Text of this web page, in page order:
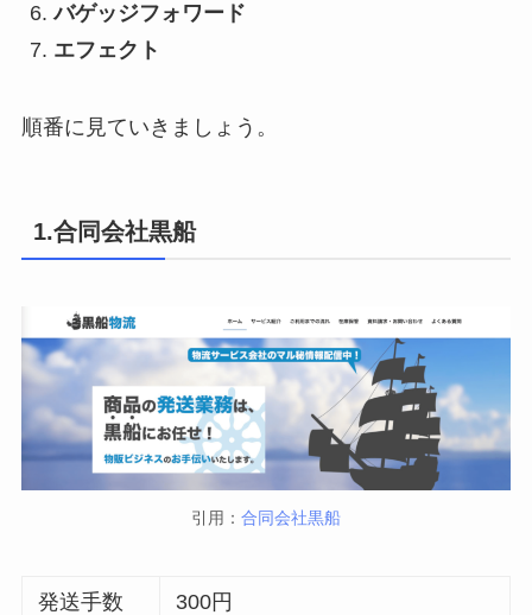
バゲッジフォワード
エフェクト
順番に見ていきましょう。
1.合同会社黒船
引用： 合同会社黒船
発送手数
300円